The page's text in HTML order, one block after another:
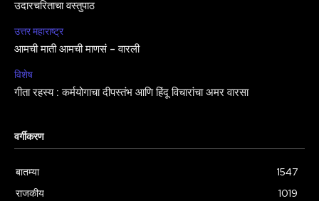
उदारचरिताचा वस्तुपाठ
उत्तर महाराष्ट्र
आमची माती आमची माणसं – वारली
विशेष
गीता रहस्य : कर्मयोगाचा दीपस्तंभ आणि हिंदू विचारांचा अमर वारसा
वर्गीकरण
बातम्या
1547
राजकीय
1019